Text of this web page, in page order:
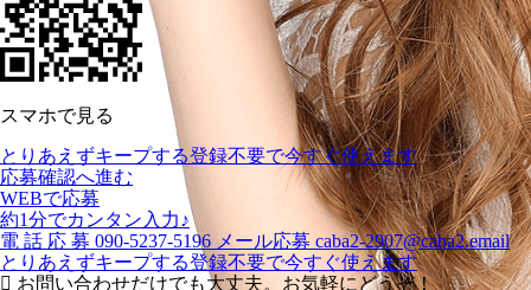
スマホで見る
とりあえずキープする登録不要で今すぐ使えます
応募確認へ進む
WEBで応募
約1分でカンタン入力♪
電 話 応 募 090-5237-5196 メール応募 caba2-2907@caba2.email
とりあえずキープする登録不要で今すぐ使えます
お問い合わせだけでも大丈夫。お気軽にどうぞ！